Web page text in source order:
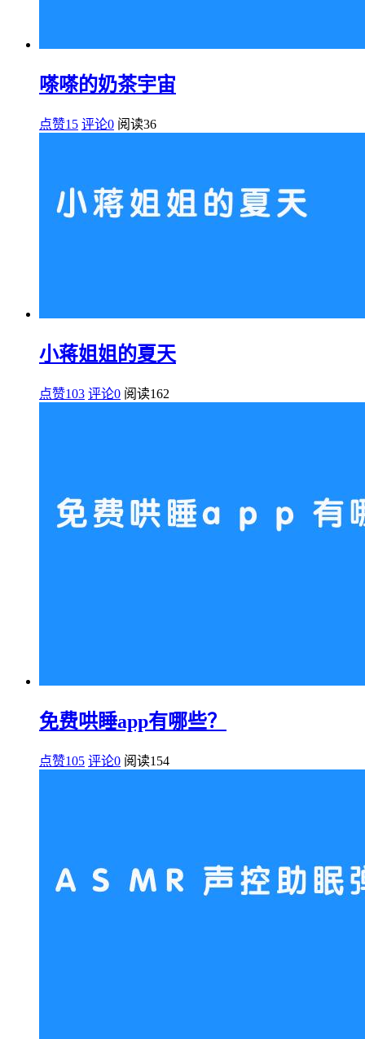
嗏嗏的奶茶宇宙
点赞15 评论0 阅读36
小蒋姐姐的夏天
点赞103 评论0 阅读162
免费哄睡app有哪些？
点赞105 评论0 阅读154